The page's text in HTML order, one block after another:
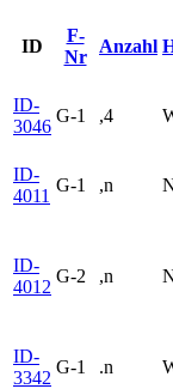
ID
F-
Nr
Anzahl
ID-
3046
G-1 ,4
ID-
4011
G-1 ,n
ID-
4012
G-2 ,n
ID-
3342
G-1 .n